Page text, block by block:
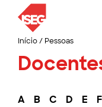
Início/ Pessoas
A B C D E F